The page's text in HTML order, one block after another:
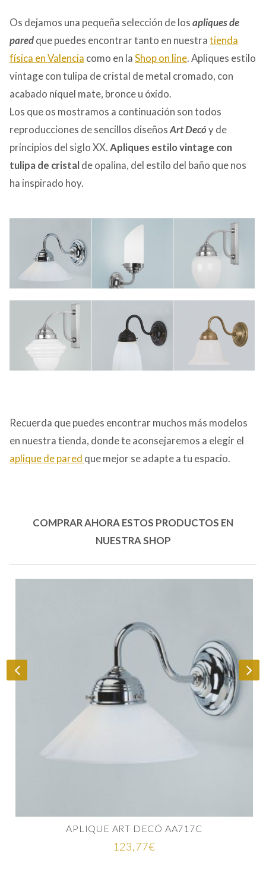
Os dejamos una pequeña selección de losapliques de
paredque puedes encontrar tanto en nuestratienda
física en Valencia como en laShop on line. Apliques estilo
vintage con tulipa de cristal de metal cromado, con
acabado níquel mate, bronce u óxido.
Los que os mostramos a continuación son todos
reproducciones de sencillos diseñosArt Decóy de
principios del siglo XX.Apliques estilo vintage con
tulipa de cristalde opalina, del estilo del baño que nos
ha inspirado hoy.
Recuerda que puedes encontrar muchos más modelos
en nuestra tienda, donde te aconsejaremos a elegir el
aplique de pared que mejor se adapte a tu espacio.
COMPRAR AHORA ESTOS PRODUCTOS EN
NUESTRA SHOP
APLIQUE ART DECÓ AA717C
123,77€